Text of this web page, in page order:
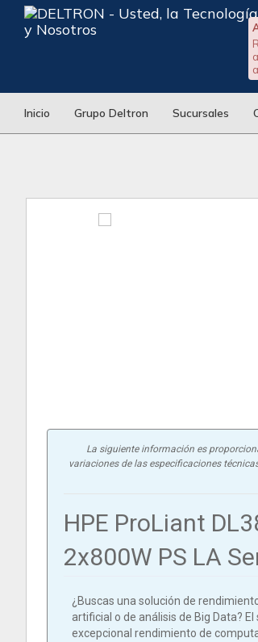
Inicio Grupo Deltron Sucursales
La siguiente información es
variaciones de las especificaciones
HPE ProLiant
2x800W PS LA
¿Buscas una solución de
artificial o de análisis de Big Data?
excepcional rendimiento de